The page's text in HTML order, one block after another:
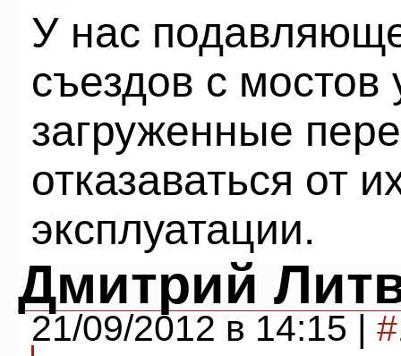
У нас
съездов с мостов
загруженные
отказаваться от
эксплуатации.
Дмитрий
21/09/2012 в 14:15 |